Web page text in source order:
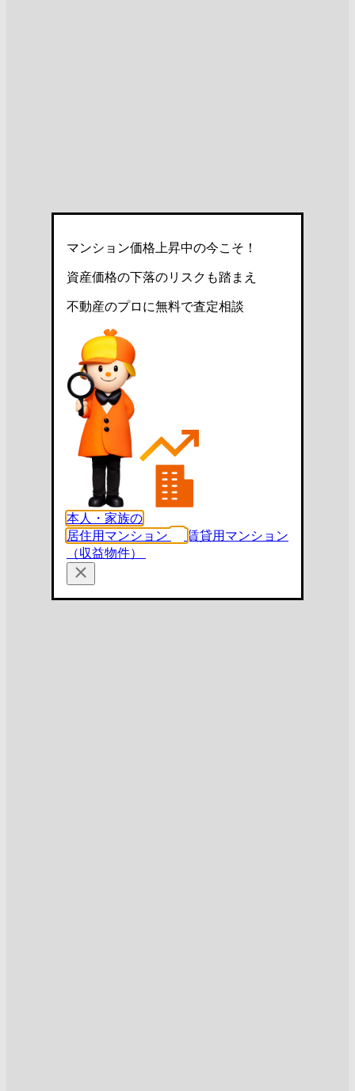
マンション価格上昇中の今こそ！
資産価格の下落のリスクも踏まえ
不動産のプロに無料で査定相談
本人・家族の
居住用マンション
賃貸用マンション
（収益物件）